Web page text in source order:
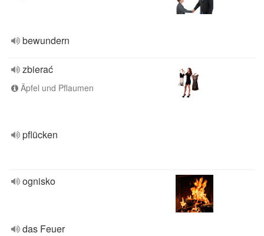
bewundern
zbierać
Äpfel und Pflaumen
pflücken
ognisko
das Feuer